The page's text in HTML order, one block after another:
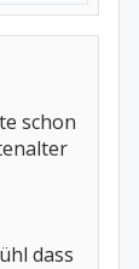
schon
dass